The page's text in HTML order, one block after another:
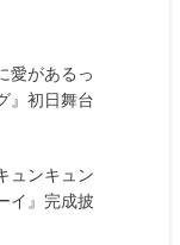
愛があるっ
』初日舞台
ュンキュン
イ』完成披